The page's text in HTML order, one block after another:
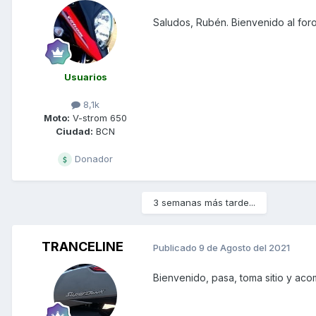
Usuarios
8,1k
Moto: V-strom 650
Ciudad: BCN
Donador
Saludos, Rubén. Bienvenido al
3 semanas más tarde...
TRANCELINE Publicado 9 de Agosto del 2021
Bienvenido, pasa, toma sitio y